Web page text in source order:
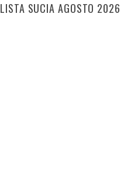
LISTA SUCIA AGOSTO 2026